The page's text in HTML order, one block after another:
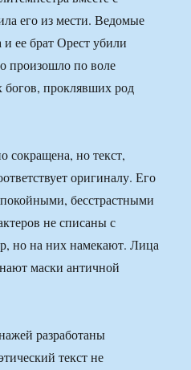
его из мести. Ведомые
ее брат Орест убили
произошло по воле
проклявших род
сокращена, но текст,
оригиналу. Его
бесстрастными
не списаны с
но на них намекают. Лица
маски античной
разработаны
текст не